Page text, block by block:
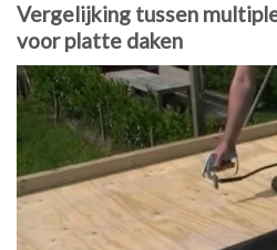
Vergelijking tussen
voor platte daken